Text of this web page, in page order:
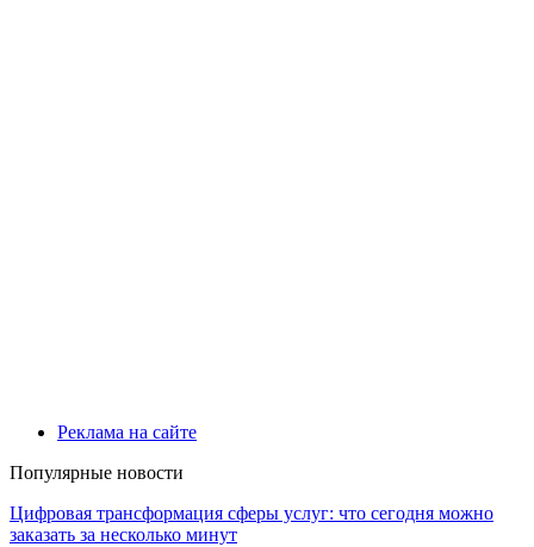
Реклама на сайте
Популярные новости
Цифровая трансформация сферы услуг: что сегодня можно
заказать за несколько минут